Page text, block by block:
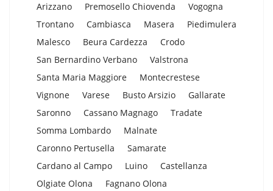
Arizzano
Premosello Chiovenda
Vogogna
Trontano
Cambiasca Masera
Piedimulera
Malesco
Beura Cardezza
Crodo
San Bernardino Verbano
Valstrona
Santa Maria Maggiore
Montecrestese
Vignone
Varese Busto Arsizio
Gallarate
Saronno
Cassano Magnago
Tradate
Somma Lombardo
Malnate
Caronno Pertusella
Samarate
Cardano al Campo
Luino
Castellanza
Olgiate Olona
Fagnano Olona